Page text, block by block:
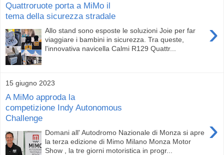
Quattroruote porta a MiMo il
tema della sicurezza stradale
›
Allo stand sono esposte le soluzioni Joie per far
viaggiare i bambini in sicurezza. Tra queste,
l'innovativa navicella Calmi R129 Quattr...
15 giugno 2023
A MiMo approda la
competizione Indy Autonomous
Challenge
›
Domani all' Autodromo Nazionale di Monza si apre
la terza edizione di Mimo Milano Monza Motor
Show , la tre giorni motoristica in progr...